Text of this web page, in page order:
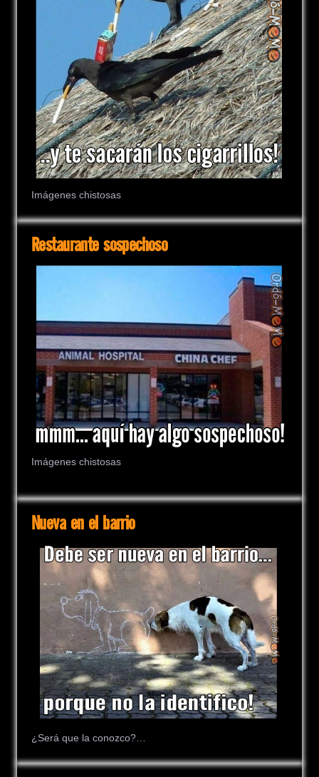
Imágenes chistosas
Restaurante sospechoso
Imágenes chistosas
Nueva en el barrio
¿Será que la conozco?…